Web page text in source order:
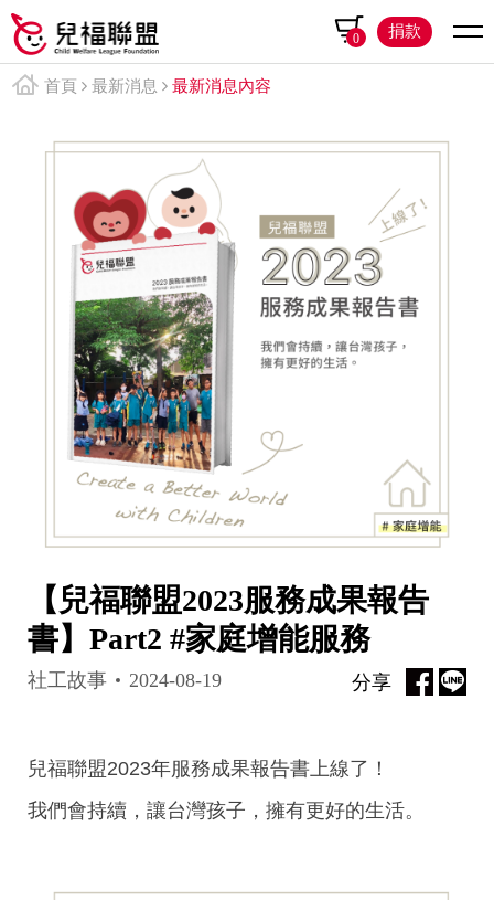
0 捐款
首頁 最新消息 最新消息內容
【兒福聯盟2023服務成果報告
書】Part2 #家庭增能服務
社工故事 2024-08-19 分享
兒福聯盟2023年服務成果報告書上線了！
我們會持續，讓台灣孩子，擁有更好的生活。